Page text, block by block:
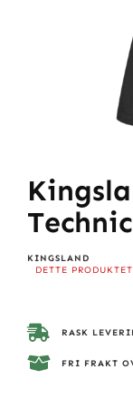
KINGSLAND
DETTE
RASK
FRI FRAKT